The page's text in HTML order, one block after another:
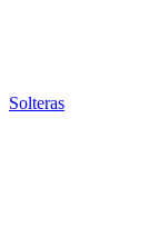
Solteras